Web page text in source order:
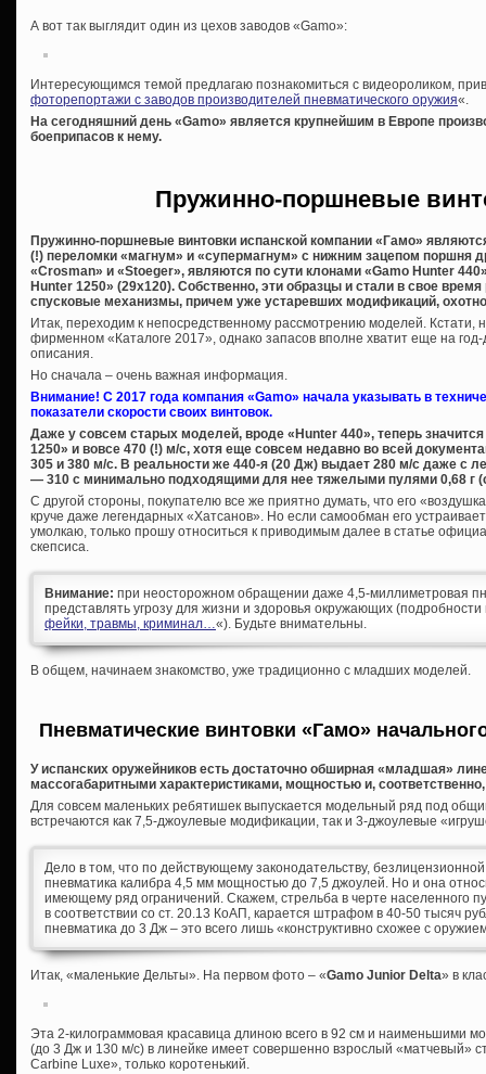
А вот так выглядит один из цехов заводов «Gamo»:
Интересующимся темой предлагаю познакомиться с видеороликом,
фоторепортажи с заводов производителей пневматического оружия«.
На сегодняшний день «Gamo» является крупнейшим в Европе
боеприпасов к нему.
Пружинно-поршневые
Пружинно-поршневые винтовки испанской компании «Гамо»
(!) переломки «магнум» и «супермагнум» с нижним зацепом поршня
«Crosman» и «Stoeger», являются по сути клонами «Gamo Hunter
Hunter 1250» (29х120). Собственно, эти образцы и стали в свое
спусковые механизмы, причем уже устаревших модификаций, охотно
Итак, переходим к непосредственному рассмотрению моделей. Кстати,
фирменном «Каталоге 2017», однако запасов вполне хватит еще на
описания.
Но сначала – очень важная информация.
Внимание! С 2017 года компания «Gamo» начала указывать в
показатели скорости своих винтовок.
Даже у совсем старых моделей, вроде «Hunter 440», теперь
1250» и вовсе 470 (!) м/с, хотя еще совсем недавно во всей
305 и 380 м/с. В реальности же 440-я (20 Дж) выдает 280 м/с даже с
— 310 с минимально подходящими для нее тяжелыми пулями 0,68 г
С другой стороны, покупателю все же приятно думать, что его
круче даже легендарных «Хатсанов». Но если самообман его
умолкаю, только прошу относиться к приводимым далее в статье
скепсиса.
Внимание: при неосторожном обращении даже 4,5-миллиметровая
представлять угрозу для жизни и здоровья окружающих (подробности
фейки, травмы, криминал…«). Будьте внимательны.
В общем, начинаем знакомство, уже традиционно с младших моделей.
Пневматические винтовки «Гамо»
У испанских оружейников есть достаточно обширная «младшая»
массогабаритными характеристиками, мощностью и,
Для совсем маленьких ребятишек выпускается модельный ряд под
встречаются как 7,5-джоулевые модификации, так и 3-джоулевые
Дело в том, что по действующему законодательству,
пневматика калибра 4,5 мм мощностью до 7,5 джоулей. Но и она
имеющему ряд ограничений. Скажем, стрельба в черте населенного
в соответствии со ст. 20.13 КоАП, карается штрафом в 40-50 тысяч
пневматика до 3 Дж – это всего лишь «конструктивно схожее с
Итак, «маленькие Дельты». На первом фото – «Gamo Junior Delta» в
Эта 2-килограммовая красавица длиною всего в 92 см и наименьшими
(до 3 Дж и 130 м/с) в линейке имеет совершенно взрослый «матчевый»
Carbine Luxe», только коротенький.